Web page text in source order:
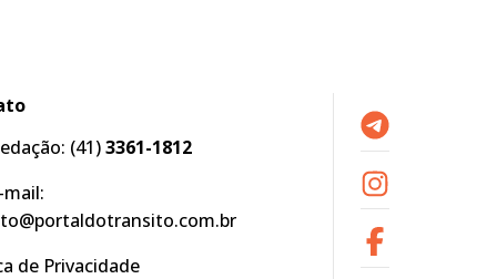
(41)3361-1812
de Privacidade